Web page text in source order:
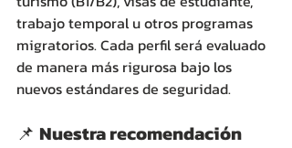
trabajo temporal u otros programas
migratorios. Cada perfil será evaluado
de manera más rigurosa bajo los
nuevos estándares de seguridad.
📌 Nuestra recomendación